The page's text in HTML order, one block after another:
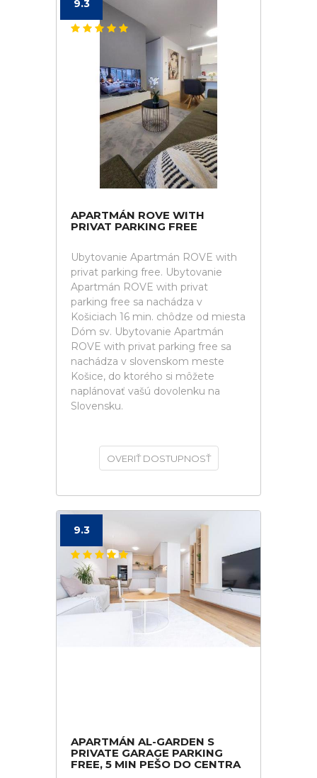
9.3
APARTMÁN ROVE WITH
PRIVAT PARKING FREE
Ubytovanie Apartmán ROVE with
privat parking free. Ubytovanie
Apartmán ROVE with privat
parking free sa nachádza v
Košiciach 16 min. chôdze od miesta
Dóm sv. Ubytovanie Apartmán
ROVE with privat parking free sa
nachádza v slovenskom meste
Košice, do ktorého si môžete
naplánovať vašú dovolenku na
Slovensku.
OVERIŤ DOSTUPNOSŤ
9.3
APARTMÁN AL-GARDEN S
PRIVATE GARAGE PARKING
FREE, 5 MIN PEŠO DO CENTRA